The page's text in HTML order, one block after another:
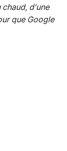
chaud, d'une
que Google